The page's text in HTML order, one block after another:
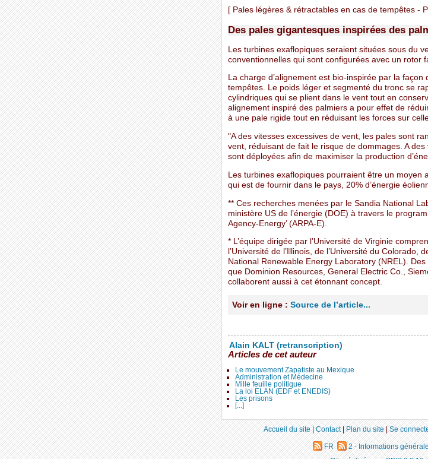
[ Pales légères & rétractables en cas de tempêtes -
Des pales gigantesques inspirées des
Les turbines exaflopiques seraient situées sous du
conventionnelles qui sont configurées avec un rotor
La charge d’alignement est bio-inspirée par la façon
tempêtes. Le poids léger et segmenté du tronc se
cylindriques qui se plient dans le vent tout en
alignement inspiré des palmiers a pour effet de
à une pale rigide tout en réduisant les forces sur
"A des vitesses excessives de vent, les pales sont
vent, réduisant de fait le risque de dommages. A
sont déployées afin de maximiser la production
Les turbines exaflopiques pourraient être un moyen
qui est de fournir dans le pays, 20% d’énergie
** Ces recherches menées par le Sandia National
ministère US de l’énergie (DOE) à travers le
Agency-Energy’ (ARPA-E).
* L’équipe dirigée par l’Université de Virginie
l’Université de l’Illinois, de l’Université du Colorado,
National Renewable Energy Laboratory (NREL).
que Dominion Resources, General Electric Co.,
collaborent aussi à cet étonnant concept.
Voir en ligne : Source de l’article...
Alain KALT (retranscription)
Articles de cet auteur
Le mouvement Zapatiste au Mexique
Administration et Médecine
Mille feuille politique
La loi ELAN (EDF et ENEDIS)
Les prisons
[...]
Accueil du site|Contact|Plan du site|Se
FR 2 - Informations